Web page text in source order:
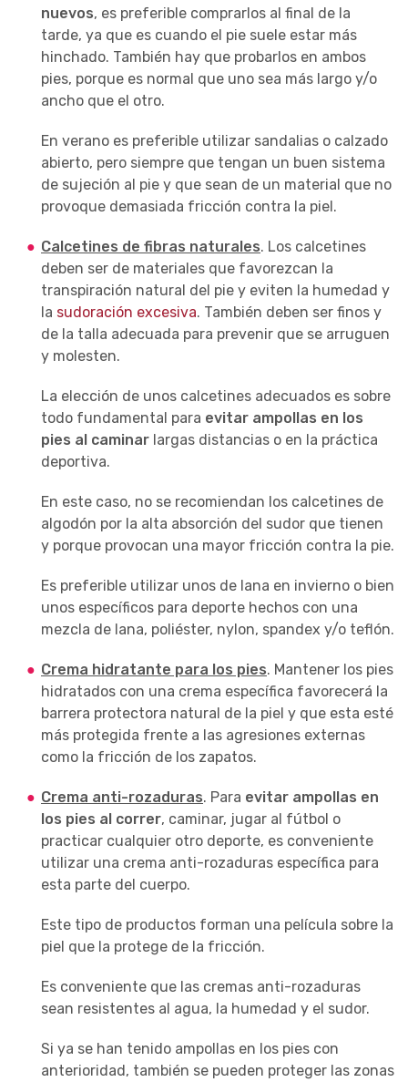
nuevos, es preferible comprarlos al final de la
tarde, ya que es cuando el pie suele estar más
hinchado. También hay que probarlos en ambos
pies, porque es normal que uno sea más largo y/o
ancho que el otro.
En verano es preferible utilizar sandalias o calzado
abierto, pero siempre que tengan un buen sistema
de sujeción al pie y que sean de un material que no
provoque demasiada fricción contra la piel.
Calcetines de fibras naturales. Los calcetines
deben ser de materiales que favorezcan la
transpiración natural del pie y eviten la humedad y
la sudoración excesiva. También deben ser finos y
de la talla adecuada para prevenir que se arruguen
y molesten.
La elección de unos calcetines adecuados es sobre
todo fundamental para evitar ampollas en los
pies al caminar largas distancias o en la práctica
deportiva.
En este caso, no se recomiendan los calcetines de
algodón por la alta absorción del sudor que tienen
y porque provocan una mayor fricción contra la pie.
Es preferible utilizar unos de lana en invierno o bien
unos específicos para deporte hechos con una
mezcla de lana, poliéster, nylon, spandex y/o teflón.
Crema hidratante para los pies. Mantener los pies
hidratados con una crema específica favorecerá la
barrera protectora natural de la piel y que esta esté
más protegida frente a las agresiones externas
como la fricción de los zapatos.
Crema anti-rozaduras. Para evitar ampollas en
los pies al correr, caminar, jugar al fútbol o
practicar cualquier otro deporte, es conveniente
utilizar una crema anti-rozaduras específica para
esta parte del cuerpo.
Este tipo de productos forman una película sobre la
piel que la protege de la fricción.
Es conveniente que las cremas anti-rozaduras
sean resistentes al agua, la humedad y el sudor.
Si ya se han tenido ampollas en los pies con
anterioridad, también se pueden proteger las zonas